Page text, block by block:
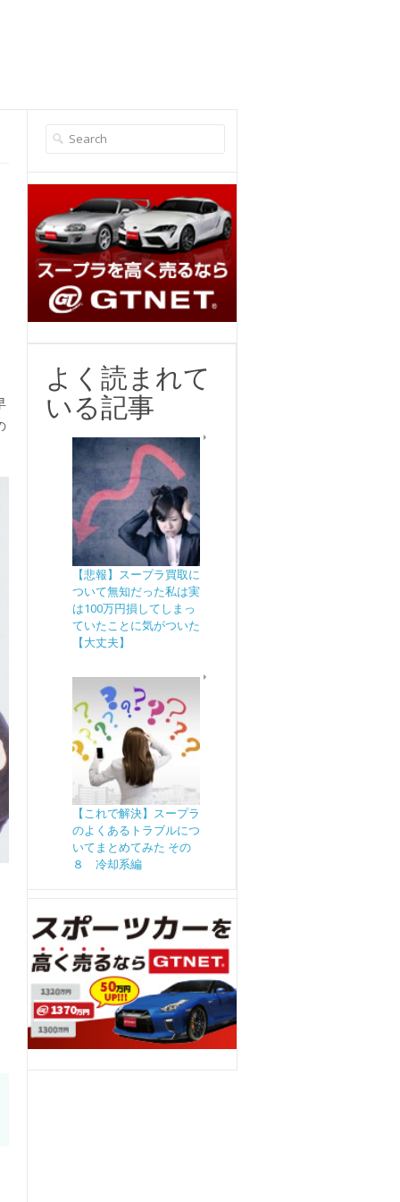
よく読まれて
いる記事
【悲報】スープラ買取に
ついて無知だった私は実
は100万円損してしまっ
ていたことに気がついた
【大丈夫】
【これで解決】スープラ
のよくあるトラブルにつ
いてまとめてみた その
８ 冷却系編